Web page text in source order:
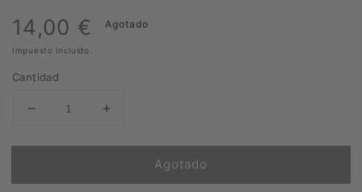
Precio
habitual
14,00 € Agotado
Impuesto incluido.
Cantidad
Reducir
para
Madera
Aumentar
para
Chupetero
Madera
Agotado